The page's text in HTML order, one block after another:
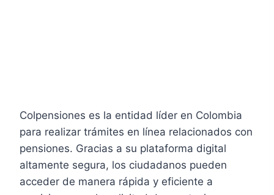
Colpensiones es la entidad líder en Colombia
para realizar trámites en línea relacionados con
pensiones. Gracias a su plataforma digital
altamente segura, los ciudadanos pueden
acceder de manera rápida y eficiente a